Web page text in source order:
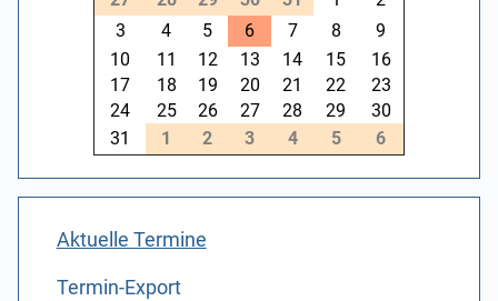
3
4 5 6 7 8
9
10
11 12 13 14 15
16
17
18 19 20 21 22
23
24
25 26 27 28 29
30
31
1 2 3 4 5 6
Aktuelle Termine
Termin-Export